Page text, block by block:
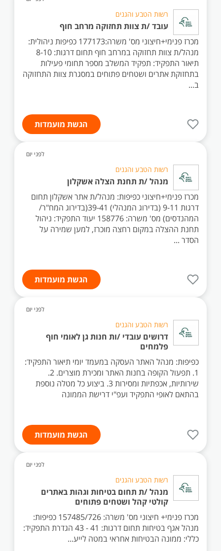
רשות הטבע והגנים
עובד /ת צוות תחזוקה מרחב חוף
מכרז פנימי+חיצוני מס' משרה:177173 כפיפות ניהולית:
מנהל/ת צוות תחזוקה במרחב חוף תחום דרגות: 8-10
תיאור התפקיד: תפקיד המשלב מספר תחומי פעילות
בתחזוקת אתרים ושטחים פתוחים במסגרת צוות התחזוקה
ב...
הגשת מועמדות
לפני יום
רשות הטבע והגנים
מנהל /ת תחנת הצלה אשקלון
מכרז פנימי+חיצוני כפיפות: מנהל/ת אתר אשקלון תחום
דרגות 9-11 (בדירוג המנהלי) 39-41(בדירוג המח"ר/
המהנדסים) מס' משרה: 158776 יעוד התפקיד: ניהול
תחנת ההצלה במקום רחצה מוכרז, למען שמירה על
הסדר ...
הגשת מועמדות
לפני יום
רשות הטבע והגנים
דרושים עובדי /ות חנות גן לאומי חוף
פלמחים
כפיפות: מנהל האתר העסקה במעמד יומי תיאור התפקיד:
1. תפעול הקופה בחנות האתר ומכירת מוצרים. 2.
שירותיות, אכפתיות ומסירות 3. ביצוע כל מטלה נוספת
בהתאם לאופי התפקיד ועפ"י דרישת הממונה
הגשת מועמדות
לפני יום
רשות הטבע והגנים
מנהל /ת תחום בטיחות וגהות באתרים
קולטי קהל ושטחים פתוחים
מכרז פנימי+ חיצוני מס' משרה: 157485/726 כפיפות:
מנהל אגף בטיחות תחום דרגות: 41 - 43 הגדרת התפקיד:
כללי: ממונה הבטיחות אחראי במטה לייע...